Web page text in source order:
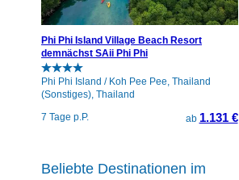
Phi Phi Island Village Beach Resort
demnächst SAii Phi Phi
Phi Phi Island / Koh Pee Pee, Thailand
(Sonstiges), Thailand
7 Tage p.P.
ab 1.131 €
Beliebte Destinationen im